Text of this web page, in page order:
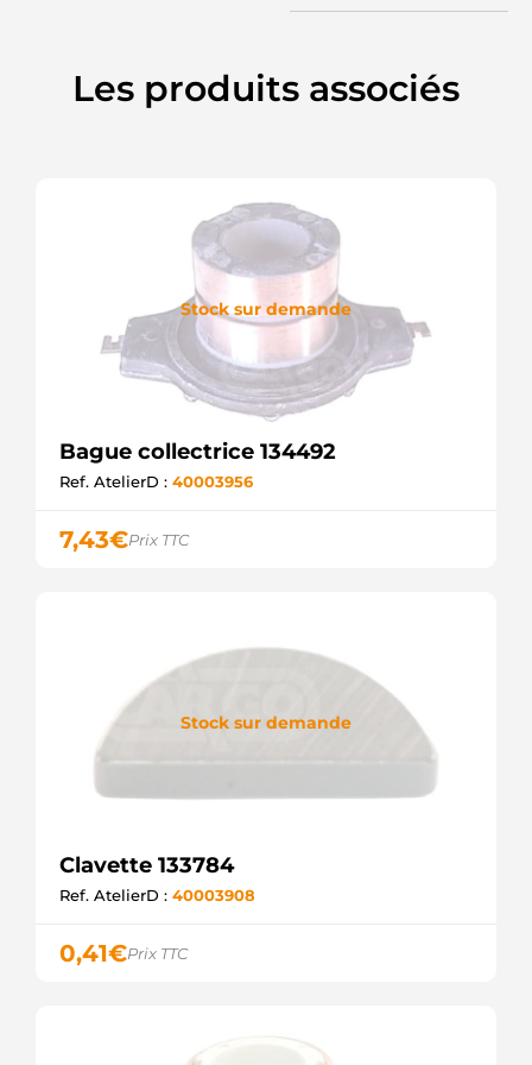
AS-PL
F032131342
CARGO
Les produits associés
Stock sur demande
Bague collectrice 134492
Ref. AtelierD : 40003956
7,43€Prix TTC
Stock sur demande
Clavette 133784
Ref. AtelierD : 40003908
0,41€Prix TTC